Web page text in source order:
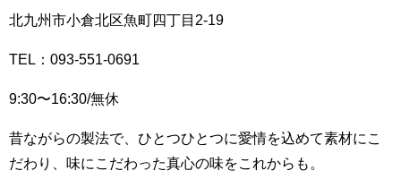
北九州市小倉北区魚町四丁目2-19
TEL：093-551-0691
9:30〜16:30/無休
昔ながらの製法で、ひとつひとつに愛情を込めて素材にこ
だわり、味にこだわった真心の味をこれからも。